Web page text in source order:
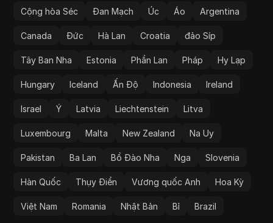
Cộng hòa Séc Đan Mạch Úc Áo Argentina
Canada Đức Hà Lan Croatia đảo Síp
Tây Ban Nha Estonia Phần Lan Pháp Hy Lạp
Hungary Iceland Ấn Độ Indonesia Ireland
Israel Ý Latvia Liechtenstein Litva
Luxembourg Malta New Zealand Na Uy
Pakistan Ba Lan Bồ Đào Nha Nga Slovenia
Hàn Quốc Thụy Điển Vương quốc Anh Hoa Kỳ
Việt Nam Romania Nhật Bản Bỉ Brazil